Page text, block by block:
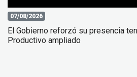
07/08/2026
El Gobierno reforzó su presencia
Productivo ampliado